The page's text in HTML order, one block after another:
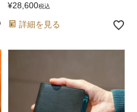
¥28,600税込
詳細を見る